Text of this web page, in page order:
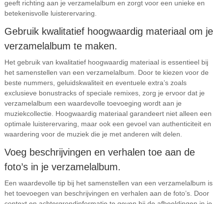
geeft richting aan je verzamelalbum en zorgt voor een unieke en
betekenisvolle luisterervaring.
Gebruik kwalitatief hoogwaardig materiaal om je
verzamelalbum te maken.
Het gebruik van kwalitatief hoogwaardig materiaal is essentieel bij
het samenstellen van een verzamelalbum. Door te kiezen voor de
beste nummers, geluidskwaliteit en eventuele extra’s zoals
exclusieve bonustracks of speciale remixes, zorg je ervoor dat je
verzamelalbum een waardevolle toevoeging wordt aan je
muziekcollectie. Hoogwaardig materiaal garandeert niet alleen een
optimale luisterervaring, maar ook een gevoel van authenticiteit en
waardering voor de muziek die je met anderen wilt delen.
Voeg beschrijvingen en verhalen toe aan de
foto’s in je verzamelalbum.
Een waardevolle tip bij het samenstellen van een verzamelalbum is
het toevoegen van beschrijvingen en verhalen aan de foto’s. Door